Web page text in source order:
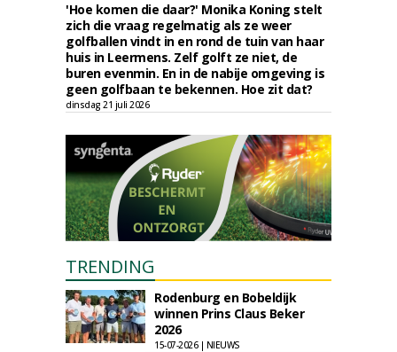
'Hoe komen die daar?' Monika Koning stelt
zich die vraag regelmatig als ze weer
golfballen vindt in en rond de tuin van haar
huis in Leermens. Zelf golft ze niet, de
buren evenmin. En in de nabije omgeving is
geen golfbaan te bekennen. Hoe zit dat?
dinsdag 21 juli 2026
TRENDING
Rodenburg en Bobeldijk
winnen Prins Claus Beker
2026
15-07-2026 | NIEUWS